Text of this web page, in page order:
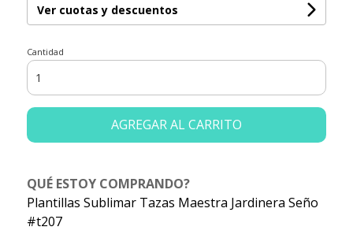
Ver cuotas y descuentos
Cantidad
AGREGAR AL CARRITO
QUÉ ESTOY COMPRANDO?
Plantillas Sublimar Tazas Maestra Jardinera Seño
#t207